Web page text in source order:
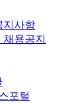
지사항
용공지
포털